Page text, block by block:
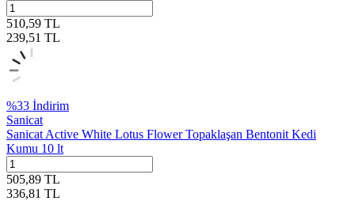
510,59 TL
239,51 TL
%33 İndirim
Sanicat
Sanicat Active White Lotus Flower Topaklaşan Bentonit Kedi
Kumu 10 lt
505,89 TL
336,81 TL